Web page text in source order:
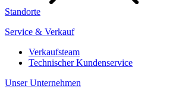
Standorte
Service & Verkauf
Verkaufsteam
Technischer Kundenservice
Unser Unternehmen